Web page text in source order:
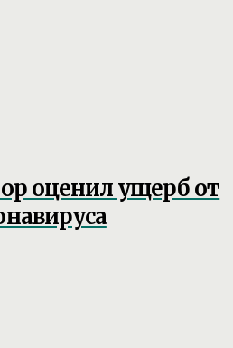
оценил ущерб от